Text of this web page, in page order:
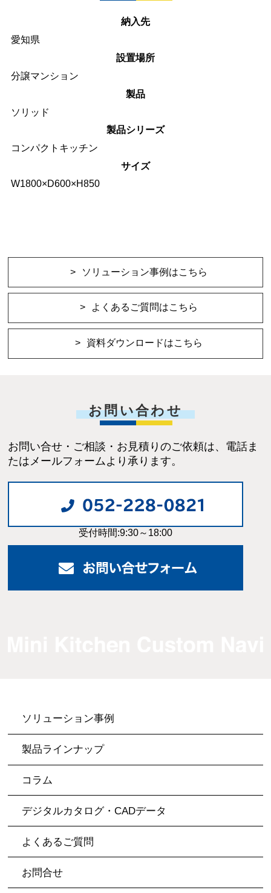
納入先
愛知県
設置場所
分譲マンション
製品
ソリッド
製品シリーズ
コンパクトキッチン
サイズ
W1800×D600×H850
ソリューション事例はこちら
よくあるご質問はこちら
資料ダウンロードはこちら
お問い合わせ
お問い合せ・ご相談・お見積りのご依頼は、電話ま
たはメールフォームより承ります。
受付時間:9:30～18:00
ソリューション事例
製品ラインナップ
コラム
デジタルカタログ・CADデータ
よくあるご質問
お問合せ